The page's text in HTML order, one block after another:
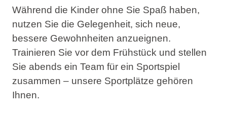
Während die Kinder ohne Sie Spaß haben,
nutzen Sie die Gelegenheit, sich neue,
bessere Gewohnheiten anzueignen.
Trainieren Sie vor dem Frühstück und stellen
Sie abends ein Team für ein Sportspiel
zusammen – unsere Sportplätze gehören
Ihnen.